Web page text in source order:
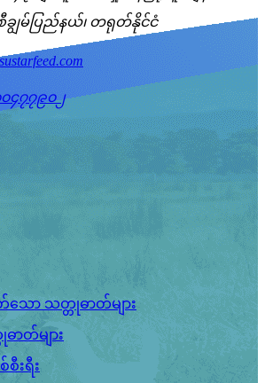
စီချွမ်ပြည်နယ်၊ တရုတ်နိုင်ငံ
၀၄၇၇၉၀၂
ော သတ္တုဓာတ်များ
ာတ်များ
းရီး